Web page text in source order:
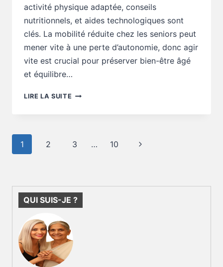
activité physique adaptée, conseils
nutritionnels, et aides technologiques sont
clés. La mobilité réduite chez les seniors peut
mener vite à une perte d’autonomie, donc agir
vite est crucial pour préserver bien-être âgé
et équilibre…
LIRE LA SUITE SANTÉ
EN
D’ABORD
Navigation
de
1 2 3 … 10
Page
QUI SUIS-JE ?